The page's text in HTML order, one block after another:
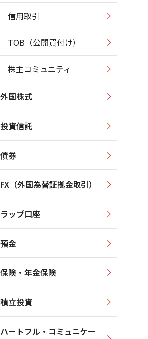
信用取引
TOB（公開買付け）
株主コミュニティ
外国株式
投資信託
債券
FX（外国為替証拠金取引）
ラップ口座
預金
保険・年金保険
積立投資
ハートフル・コミュニケー